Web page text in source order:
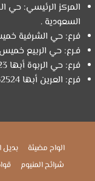
السعودية .
فرع: حي الشرفية خميس مشيط
فـرع: حي الربيع خميس مشيط
فرع: حي الربوة أبها 62523, السعودية .
فرع: العرين أبها 62524، السعودية .
الواح مضيئة
شرائح المنيوم